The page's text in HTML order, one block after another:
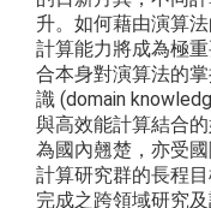
升。如何藉由演算
計算能力將成為極
合本身對演算法的
識 (domain
與高效能計算結合
為國內翹楚，亦受
計算研究群的長程
完成之跨領域研究